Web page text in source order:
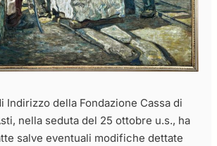
Indirizzo della Fondazione Cassa di
nella seduta del 25 ottobre u.s., ha
salve eventuali modifiche dettate